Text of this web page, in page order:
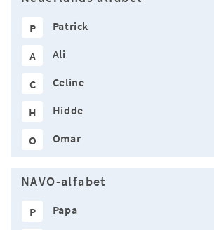
P Patrick
A Ali
C Celine
H Hidde
O Omar
NAVO-alfabet
P Papa